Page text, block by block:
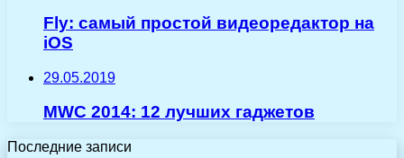
Fly: самый простой видеоредактор на
iOS
29.05.2019
MWC 2014: 12 лучших гаджетов
Последние записи